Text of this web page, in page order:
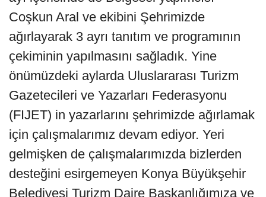
Coşkun Aral ve ekibini Şehrimizde
ağırlayarak 3 ayrı tanıtım ve programının
çekiminin yapılmasını sağladık. Yine
önümüzdeki aylarda Uluslararası Turizm
Gazetecileri ve Yazarları Federasyonu
(FIJET) in yazarlarını şehrimizde ağırlamak
için çalışmalarımız devam ediyor. Yeri
gelmişken de çalışmalarımızda bizlerden
desteğini esirgemeyen Konya Büyükşehir
Belediyesi Turizm Daire Başkanlığımıza ve